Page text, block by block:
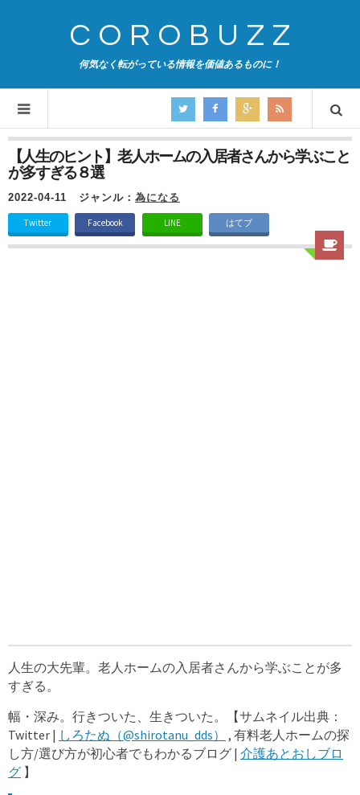
COROBUZZ
何気なく転がっている情報を価値あるものに！
【人生のヒント】老人ホームの入居者さんから学ぶこと
が多すぎる８選
2022-04-11 ジャンル： 為になる
Twitter Facebook LINE はてブ
人生の大先輩。老人ホームの入居者さんから学ぶことが多
すぎる。
幅・深み。行きついた、生きついた。【サムネイル出典：
Twitter | しろたぬ（@shirotanu_dds）
, 有料老人ホームの探
し方/選び方が初心者でもわかるブログ | 介護あとおしブロ
グ 】